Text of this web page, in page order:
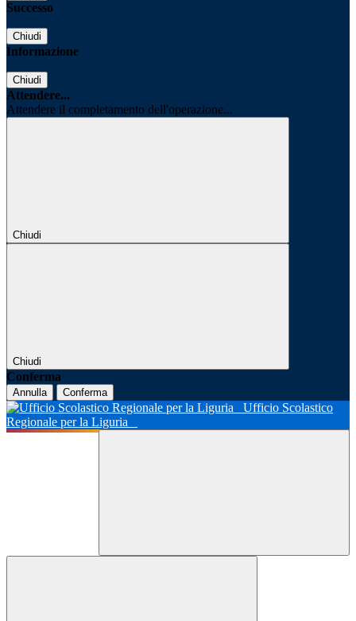
Successo
Chiudi
Informazione
Chiudi
Attendere...
Attendere il completamento dell'operazione...
Chiudi
Chiudi
Conferma
Annulla Conferma
Ufficio Scolastico
Regionale per la Liguria